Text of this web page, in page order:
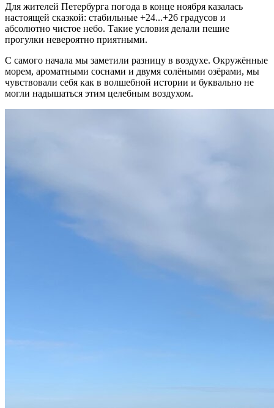
Для жителей Петербурга погода в конце ноября казалась
настоящей сказкой: стабильные +24...+26 градусов и
абсолютно чистое небо. Такие условия делали пешие
прогулки невероятно приятными.
С самого начала мы заметили разницу в воздухе. Окружённые
морем, ароматными соснами и двумя солёными озёрами, мы
чувствовали себя как в волшебной истории и буквально не
могли надышаться этим целебным воздухом.